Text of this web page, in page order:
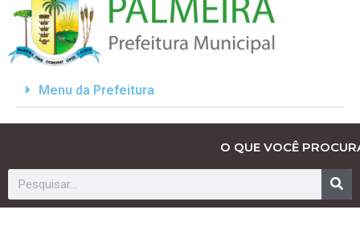
Menu da Prefeitura
O QUE VOCÊ